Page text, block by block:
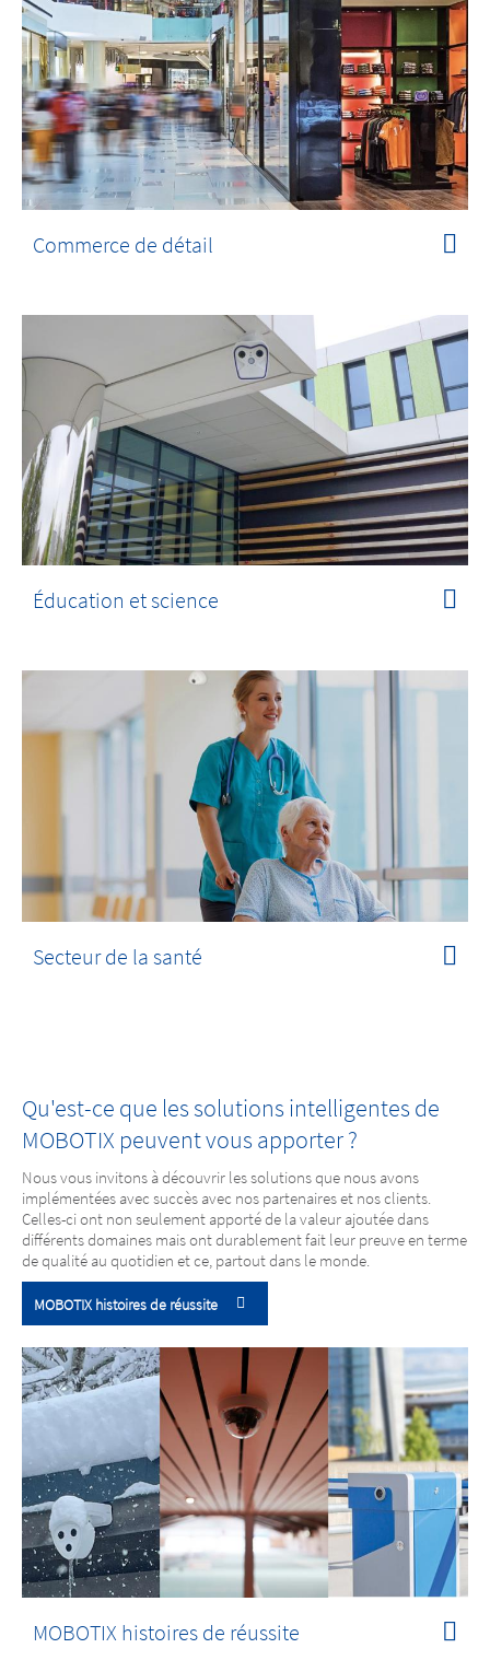
Commerce de détail
Éducation et science
Secteur de la santé
Qu'est-ce que les solutions intelligentes de
MOBOTIX peuvent vous apporter ?
Nous vous invitons à découvrir les solutions que nous avons
implémentées avec succès avec nos partenaires et nos clients.
Celles-ci ont non seulement apporté de la valeur ajoutée dans
différents domaines mais ont durablement fait leur preuve en terme
de qualité au quotidien et ce, partout dans le monde.
MOBOTIX histoires de réussite
MOBOTIX histoires de réussite